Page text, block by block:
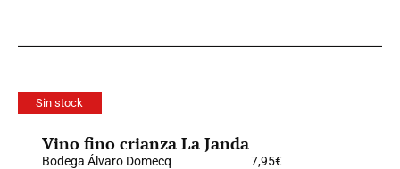
Sin stock
Vino fino crianza La Janda
Bodega Álvaro Domecq 7,95€